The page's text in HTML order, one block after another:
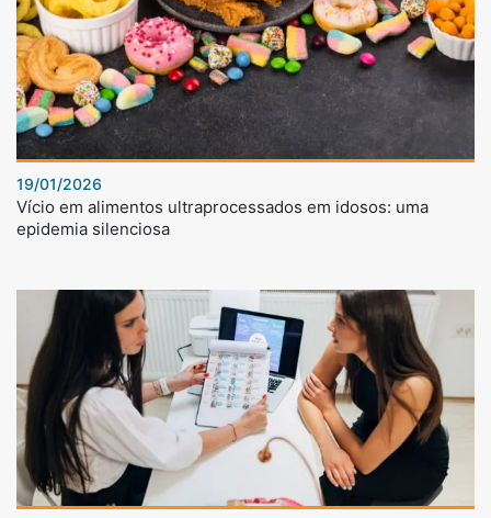
19/01/2026
Vício em alimentos ultraprocessados em idosos: uma
epidemia silenciosa